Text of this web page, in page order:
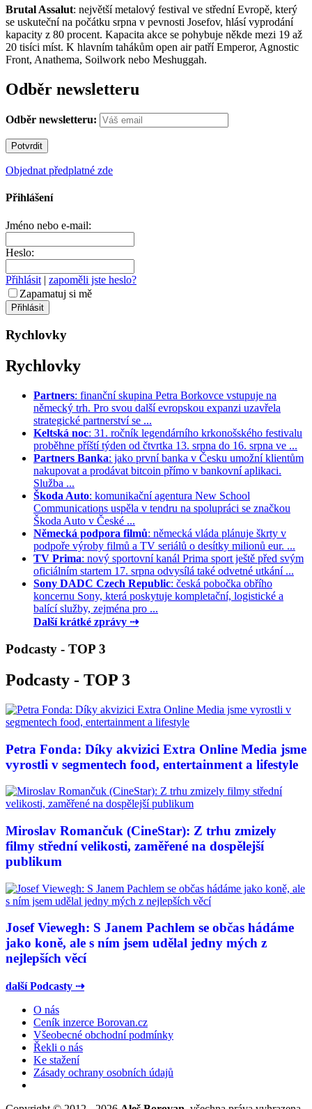
Brutal Assalut: největší metalový festival ve střední Evropě, který
se uskuteční na počátku srpna v pevnosti Josefov, hlásí vyprodání
kapacity z 80 procent. Kapacita akce se pohybuje někde mezi 19 až
20 tisíci míst. K hlavním tahákům open air patří Emperor, Agnostic
Front, Anathema, Soilwork nebo Meshuggah.
Odběr newsletteru
Odběr newsletteru:
Objednat předplatné zde
Přihlášení
Jméno nebo e-mail:
Heslo:
Přihlásit | zapoměli jste heslo?
Zapamatuj si mě
Rychlovky
Rychlovky
Partners: finanční skupina Petra Borkovce vstupuje na
německý trh. Pro svou další evropskou expanzi uzavřela
strategické partnerství se ...
Keltská noc: 31. ročník legendárního krkonošského festivalu
proběhne příští týden od čtvrtka 13. srpna do 16. srpna ve ...
Partners Banka: jako první banka v Česku umožní klientům
nakupovat a prodávat bitcoin přímo v bankovní aplikaci.
Služba ...
Škoda Auto: komunikační agentura New School
Communications uspěla v tendru na spolupráci se značkou
Škoda Auto v České ...
Německá podpora filmů: německá vláda plánuje škrty v
podpoře výroby filmů a TV seriálů o desítky milionů eur. ...
TV Prima: nový sportovní kanál Prima sport ještě před svým
oficiálním startem 17. srpna odvysílá také odvetné utkání ...
Sony DADC Czech Republic: česká pobočka obřího
koncernu Sony, která poskytuje kompletační, logistické a
balící služby, zejména pro ...
Další krátké zprávy ⇢
Podcasty - TOP 3
Podcasty - TOP 3
Petra Fonda: Díky akvizici Extra Online Media jsme
vyrostli v segmentech food, entertainment a lifestyle
Miroslav Romančuk (CineStar): Z trhu zmizely
filmy střední velikosti, zaměřené na dospělejší
publikum
Josef Viewegh: S Janem Pachlem se občas hádáme
jako koně, ale s ním jsem udělal jedny mých z
nejlepších věcí
další Podcasty ⇢
O nás
Ceník inzerce Borovan.cz
Všeobecné obchodní podmínky
Řekli o nás
Ke stažení
Zásady ochrany osobních údajů